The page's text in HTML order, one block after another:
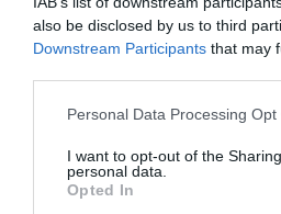
also be disclosed by us to third
Downstream Participants that may
Personal Data Processing Opt
I want to opt-out of the
personal data.
Opted In